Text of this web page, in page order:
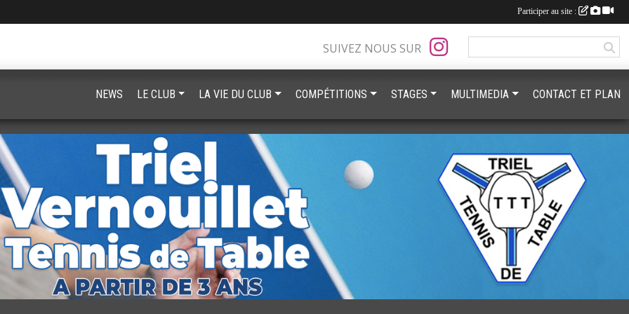
SUIVEZ NOUS SUR
NEWS LE CLUB LA VIE DU CLUB COMPÉTITIONS STAGES MULTIMEDIA CONTACT ET PLAN
Participer au site :